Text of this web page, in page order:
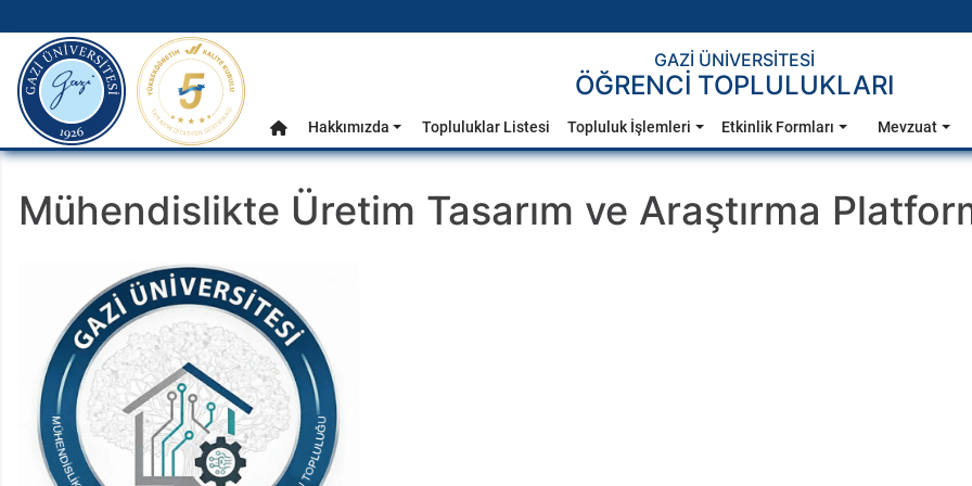
Ana Menü
gazi.edu.tr
GAZİ ÜNİVERSİTESİ
ÖĞRENCİ TOPLULUKLARI
Anasayfa
Hakkımızda Topluluklar Listesi Topluluk İşlemleri Etkinlik Formları Mevzuat
Mühendislikte Üretim Tasarım ve Araştırma